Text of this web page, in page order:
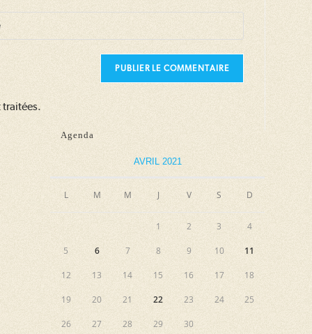
traitées.
Agenda
AVRIL 2021
L M M J V S D
1 2 3 4
5 6 7 8 9 10 11
12 13 14 15 16 17 18
19 20 21 22 23 24 25
26 27 28 29 30